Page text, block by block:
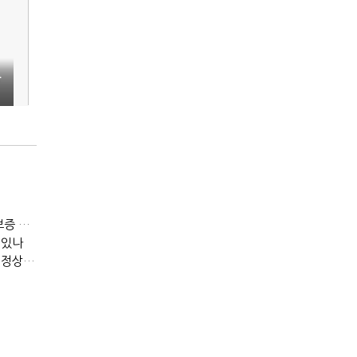
[IB토마토]메가스터디, 교육보다 골프장…300억 대여 뒤 보증 리스크
나
[IB토마토](PF 잔불)③다올투자증권, 부동산금융 줄였지만 정상화는 진행형